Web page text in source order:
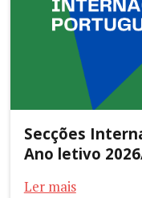
Secções
Ano letivo
Ler mais